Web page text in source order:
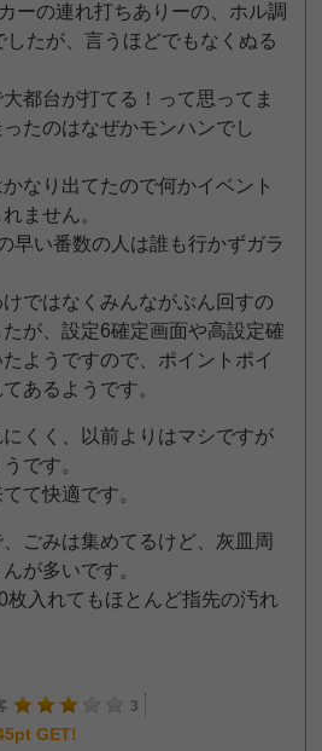
ーの連れ打ちありーの、ホル調
たが、言うほどでもなくぬる
都台が打てる！って思ってま
たのはなぜかモンハンでし
なり出てたので何かイベント
ません。
早い番数の人は誰も行かずガラ
ではなくみんながぶん回すの
が、設定6確定画面や高設定確
ようですので、ポイントポイ
あるようです。
くく、以前よりはマシですが
です。
て快適です。
ごみは集めてるけど、灰皿周
が多いです。
枚入れてもほとんど指先の汚れ
3
GET!